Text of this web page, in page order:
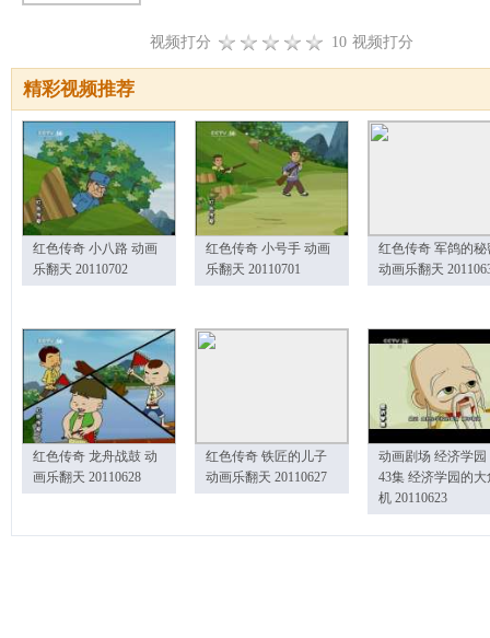
视频打分 10 视频打分
精彩视频推荐
红色传奇 小八路 动画
乐翻天 20110702
红色传奇 小号手 动画
乐翻天 20110701
红色传奇 军鸽的秘
动画乐翻天
红色传奇 龙舟战鼓 动
画乐翻天 20110628
红色传奇 铁匠的儿子
动画乐翻天 20110627
动画剧场 经济学园
43集 经济学园的大
机 20110623